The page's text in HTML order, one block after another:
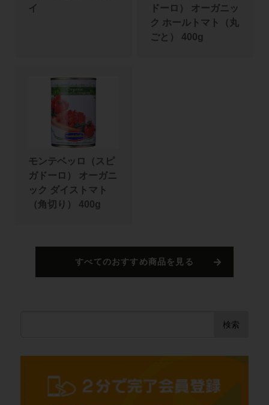
イ
ドーロ） オーガニッ
ク ホールトマト（丸
ごと） 400g
モンテベッロ（スピ
ガドーロ） オーガニ
ック ダイストマト
（角切り） 400g
すべてのおすすめ商品を見る
検索